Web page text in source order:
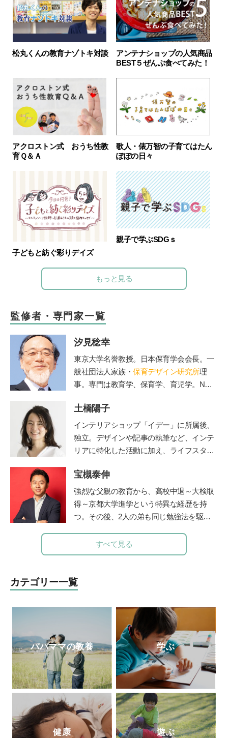
松丸くんの教育ナゾトキ対談
アンテナショップの人気商品
BEST５ぜんぶ食べてみた！
アクロストン式 おうち性教
育Ｑ＆Ａ
歌人・俵万智の子育てはたん
ぽぽの日々
子どもと紡ぐ彩りデイズ
親子で学ぶSDGｓ
もっと見る
監修者・専門家一覧
汐見稔幸
東京大学名誉教授。日本保育学会会長。一
般社団法人家族・ 保育デザイン研究所理
事。専門は教育学、保育学、育児学。NHK
なじみ。保育者と保護者の交流誌『
カーレ 』編集長。著書に『新装版 0～3歳
能力を育てる 好奇心を引き出す』（主婦
の友社）、『3～6歳 能力を伸ばす 個性
土橋陽子
インテリアショップ「イデー」に所属後、
独立。デザインや記事の執筆など、インテ
リアに特化した活動に加え、ライフスタイ
の時間に笑顔を増やすアナログ時計「funp
unclock」シリーズデザイナー。仕事と並
行して、モンテッソーリ教師の資格取得を
目ざして、モンテッソーリ教育理論を学び
宝槻泰伸
強烈な父親の教育から、高校中退～大検取
得～京都大学進学という特異な経歴を持
つ。その後、2人の弟も同じ勉強法を駆使
す。大学卒業後、私立高校や職業訓練校で
の指導経験を経て、2012年に東京都三鷹市
テーマにした探究学舎を開校。５児の父。
その活動は「情熱大陸」(毎日放送)をはじ
めさまざまなメディアで取り上げられてい
る。著書に『勉強嫌いほどハマる勉強法
子どもが勝手に学びだす!!宝槻家のストー
リー活用術』(PHP研究所)、『探究学舎の
スゴイ授業:子どもの好奇心が止まらない!
能力よりも興味を育てる探究メソッドのす
べて 元素編』(方丈社)、『強烈なオヤジが
高校も塾も通わせずに3人の息子を京都大
学に放り込んだ話』(徳間書店)など。http
s://tanqgakusha.jp/
すべて見る
カテゴリー一覧
パパママの教養 学ぶ
健康 遊ぶ